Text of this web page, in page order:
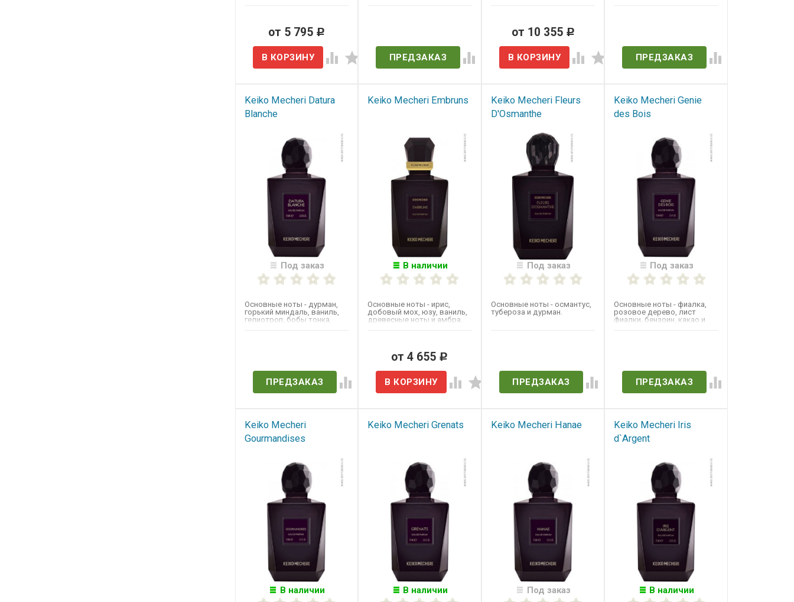
от 5 795 Р
ПРЕДЗАКАЗ
от 10 355 Р
ПРЕДЗАКАЗ
Keiko Mecheri Datura
Blanche
Под заказ
Основные ноты - дурман,
горький миндаль, ваниль,
гелиотроп, бобы тонка,
ПРЕДЗАКАЗ
Keiko Mecheri Embruns
В наличии
Основные ноты​ - ирис,
добовый мох, юзу, ваниль,
древесные ноты и амбра.
от 4 655 Р
Keiko Mecheri Fleurs
D'Osmanthe
Под заказ
Основные ноты - османтус,
тубероза и дурман.
ПРЕДЗАКАЗ
Keiko Mecheri Genie
des Bois
Под заказ
Основные ноты -​ фиалка,
розовое дерево, лист
фиалки, бензоин, какао и
ПРЕДЗАКАЗ
Keiko Mecheri
Gourmandises
В наличии
Keiko Mecheri Grenats
В наличии
Keiko Mecheri Hanae
Под заказ
Keiko Mecheri Iris
d`Argent
В наличии